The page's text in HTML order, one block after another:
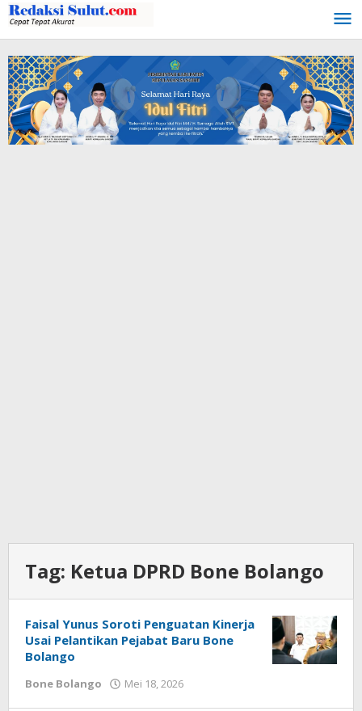
Lewati
ke
konten
Tag: Ketua DPRD Bone Bolango
Faisal Yunus Soroti Penguatan Kinerja
Usai Pelantikan Pejabat Baru Bone
Bolango
Bone Bolango Mei 18, 2026